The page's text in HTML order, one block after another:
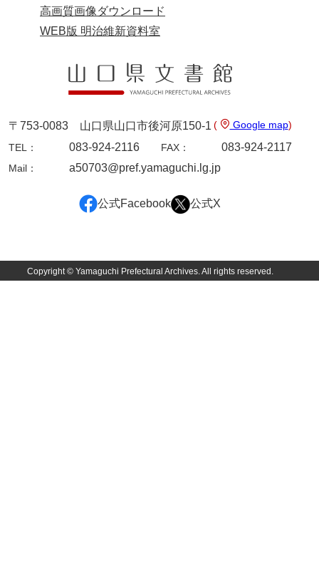
高画質画像ダウンロード
WEB版 明治維新資料室
〒753-0083 山口県山口市後河原150-1 ( Google map)
TEL：
083-924-2116 FAX： 083-924-2117
Mail： a50703@pref.yamaguchi.lg.jp
公式Facebook 公式X
Copyright © Yamaguchi Prefectural Archives. All rights reserved.